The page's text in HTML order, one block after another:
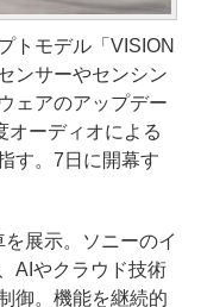
トモデル「VISION
ンサーやセンシン
ェアのアップデー
オーディオによる
す。7日に開幕す
展示。ソニーのイ
AIやクラウド技術
御。機能を継続的